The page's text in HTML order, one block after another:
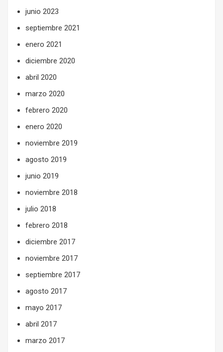
junio 2023
septiembre 2021
enero 2021
diciembre 2020
abril 2020
marzo 2020
febrero 2020
enero 2020
noviembre 2019
agosto 2019
junio 2019
noviembre 2018
julio 2018
febrero 2018
diciembre 2017
noviembre 2017
septiembre 2017
agosto 2017
mayo 2017
abril 2017
marzo 2017